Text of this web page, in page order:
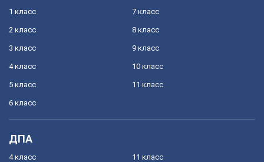
1 класс
2 класс
3 класс
4 класс
5 класс
6 класс
7 класс
8 класс
9 класс
10 класс
11 класс
ДПА
4 класс 11 класс